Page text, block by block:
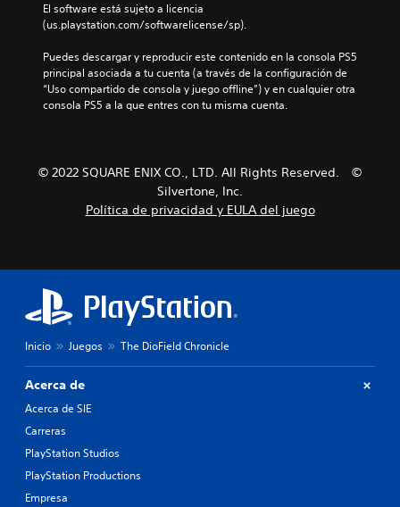
El software está sujeto a licencia
(us.playstation.com/softwarelicense/sp).
Puedes descargar y reproducir este contenido en la consola PS5
principal asociada a tu cuenta (a través de la configuración de
“Uso compartido de consola y juego offline”) y en cualquier otra
consola PS5 a la que entres con tu misma cuenta.
© 2022 SQUARE ENIX CO., LTD. All Rights Reserved. ©
Silvertone, Inc.
Política de privacidad y EULA del juego
Inicio Juegos The DioField Chronicle
Acerca de
Acerca de SIE
Carreras
PlayStation Studios
PlayStation Productions
Empresa